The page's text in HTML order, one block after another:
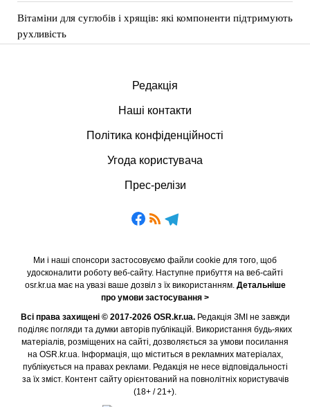
Вітаміни для суглобів і хрящів: які компоненти підтримують
рухливість
Редакція
Наші контакти
Політика конфіденційності
Угода користувача
Прес-релізи
Ми і наші спонсори застосовуємо файли cookie для того, щоб
удосконалити роботу веб-сайту. Наступне прибуття на веб-сайті
osr.kr.ua має на увазі ваше дозвіл з їх використанням. Детальніше
про умови застосування >
Всі права захищені © 2017-2026 OSR.kr.ua.Редакція ЗМІ не завжди
поділяє погляди та думки авторів публікацій. Використання будь-яких
матеріалів, розміщених на сайті, дозволяється за умови посилання
на OSR.kr.ua. Інформація, що міститься в рекламних матеріалах,
публікується на правах реклами. Редакція не несе відповідальності
за їх зміст. Контент сайту орієнтований на повнолітніх користувачів
(18+ / 21+).